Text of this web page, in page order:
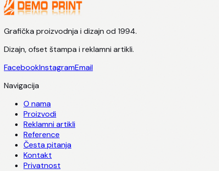
Grafička proizvodnja i dizajn od 1994.
Dizajn, ofset štampa i reklamni artikli.
FacebookInstagramEmail
Navigacija
O nama
Proizvodi
Reklamni artikli
Reference
Česta pitanja
Kontakt
Privatnost